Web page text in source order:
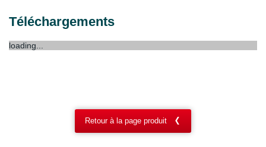
Téléchargements
loading...
Retour à la page produit